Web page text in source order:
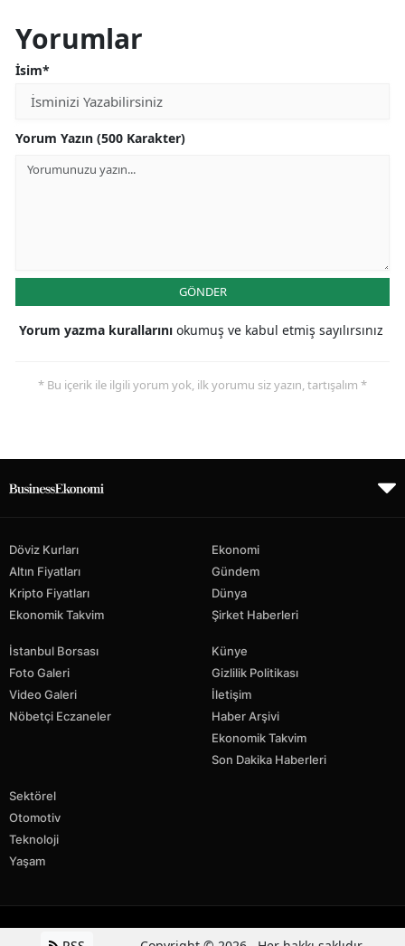
Yorumlar
İsim*
Yorum Yazın (500 Karakter)
GÖNDER
Yorum yazma kurallarını okumuş ve kabul etmiş sayılırsınız
* Bu içerik ile ilgili yorum yok, ilk yorumu siz yazın, tartışalım *
Döviz Kurları
Altın Fiyatları
Kripto Fiyatları
Ekonomik Takvim
Ekonomi
Gündem
Dünya
Şirket Haberleri
İstanbul Borsası
Foto Galeri
Video Galeri
Nöbetçi Eczaneler
Künye
Gizlilik Politikası
İletişim
Haber Arşivi
Ekonomik Takvim
Son Dakika Haberleri
Sektörel
Otomotiv
Teknoloji
Yaşam